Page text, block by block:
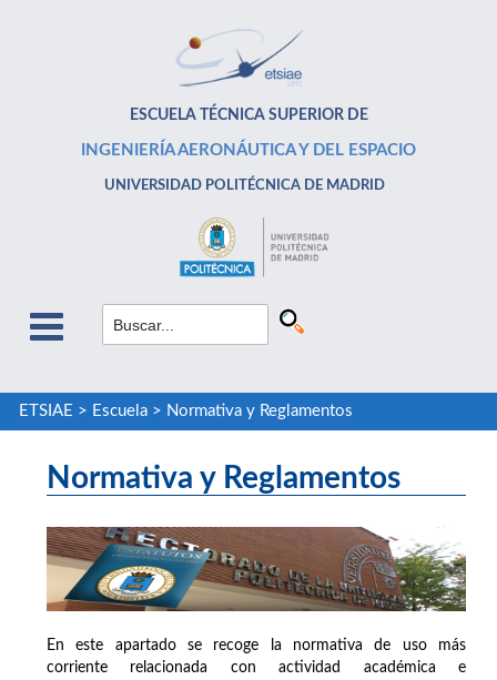
ESCUELA TÉCNICA SUPERIOR DE
INGENIERÍA AERONÁUTICA Y DEL ESPACIO
UNIVERSIDAD POLITÉCNICA DE MADRID
ETSIAE > Escuela> Normativa y Reglamentos
Normativa y Reglamentos
En este apartado se recoge la normativa de uso más
corriente relacionada con actividad académica e